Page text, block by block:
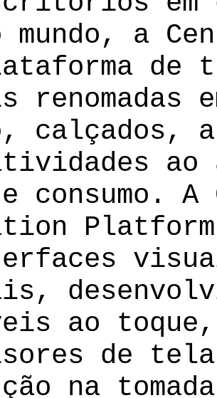
mundo, a
de
renomadas
calçados,
consumo.
ao
de
na